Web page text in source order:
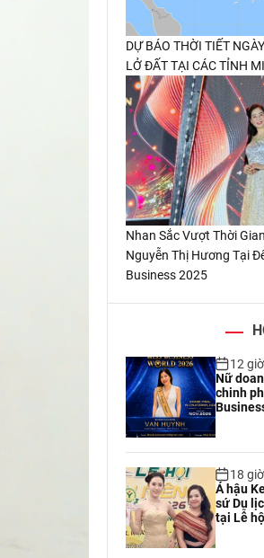
DỰ BÁO THỜI TIẾT
LỞ ĐẤT TẠI CÁC TỈNH
Nhan Sắc Vượt Thời
Nguyễn Thị Hương Tại
Business 2025
12
Nữ
chinh
18
Á hậu
sứ Du
tại Lễ